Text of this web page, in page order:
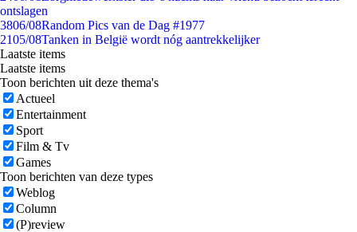
ontslagen
3806/08Random Pics van de Dag #1977
2105/08Tanken in België wordt nóg aantrekkelijker
Laatste items
Laatste items
Toon berichten uit deze thema's
Actueel
Entertainment
Sport
Film & Tv
Games
Toon berichten van deze types
Weblog
Column
(P)review